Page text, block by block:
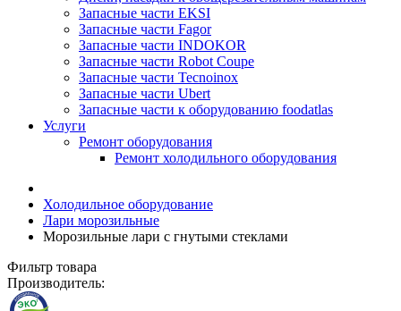
Запасные части EKSI
Запасные части Fagor
Запасные части INDOKOR
Запасные части Robot Coupe
Запасные части Tecnoinox
Запасные части Ubert
Запасные части к оборудованию foodatlas
Услуги
Ремонт оборудования
Ремонт холодильного оборудования
Холодильное оборудование
Лари морозильные
Морозильные лари с гнутыми стеклами
Фильтр товара
Производитель: